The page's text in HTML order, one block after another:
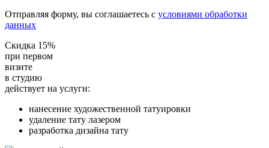
Отправляя форму, вы соглашаетесь с условиями обработки
данных
Скидка 15%
при первом
визите
в студию
действует на услуги:
нанесение художественной татуировки
удаление тату лазером
разработка дизайна тату